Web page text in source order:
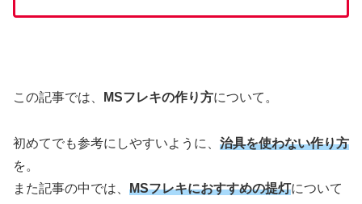
この記事では、 MSフレキの作り方について。
初めてでも参考にしやすいように、 治具を使わない作り方
を。
また記事の中では、 MSフレキにおすすめの提灯について